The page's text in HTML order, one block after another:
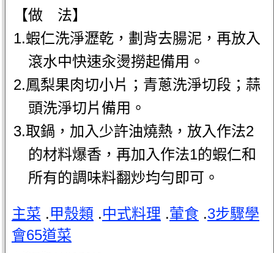
【做 法】
1.蝦仁洗淨瀝乾，劃背去腸泥，再放入
滾水中快速汆燙撈起備用。
2.鳳梨果肉切小片；青蔥洗淨切段；蒜
頭洗淨切片備用。
3.取鍋，加入少許油燒熱，放入作法2
的材料爆香，再加入作法1的蝦仁和
所有的調味料翻炒均勻即可。
主菜 .甲殼類 .中式料理 .葷食 .3步驟學
會65道菜